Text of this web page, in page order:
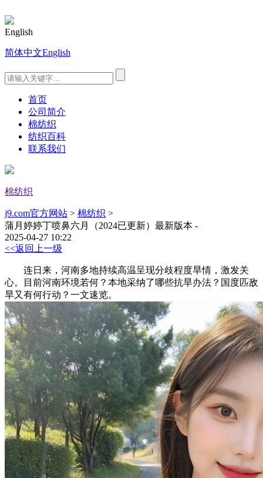
English
简体中文English
首页
公司简介
棉纺织
纺织百科
联系我们
棉纺织
j9.com官方网站 > 棉纺织 >
蒲月婷婷丁喷鼻六月（2024已更新）最新版本 -
2025-04-27 10:22
<<返回上一级
连日来，河南多地持续高温呈现分歧程度旱情，激发关
心。目前河南环境若何？本地采纳了哪些抗旱办法？国度匹敌
旱又有何行动？一文速览。